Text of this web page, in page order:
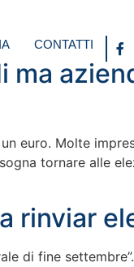
CONTATTI
ma
euro. Molte
tornare alle
rinviar
di fine